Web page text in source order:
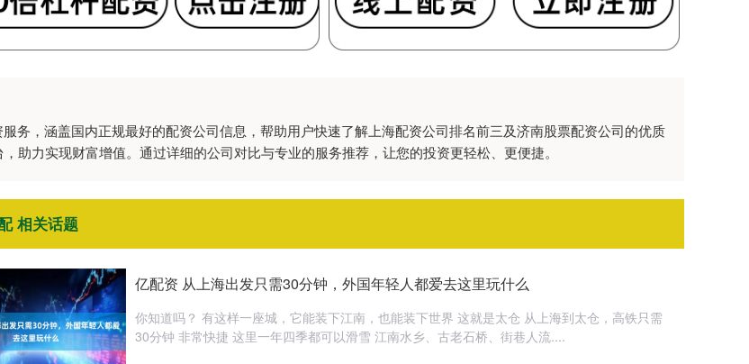
务，涵盖国内正规最好的配资公司信息，帮助用户快速了解上海配资公司排名前三及济南股票配资公司的优质
助力实现财富增值。通过详细的公司对比与专业的服务推荐，让您的投资更轻松、更便捷。
相关话题
亿配资 从上海出发只需30分钟，外国年轻人都爱去这里玩什么
你知道吗？ 有这样一座城，它能装下江南，也能装下世界 这就是太仓 从上海到太仓，高铁只需
30分钟 非常快捷 这里一年四季都可以滑雪 江南水乡、古老石桥、街巷人流....